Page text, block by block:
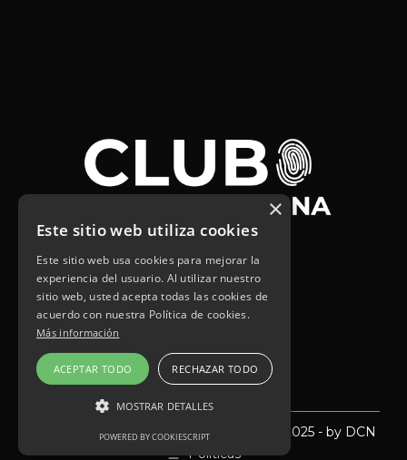
© Interamericana de Fianzas y Seguros 2025 - by DCN
Politicas
×
Este sitio web utiliza cookies
Este sitio web usa cookies para mejorar la
experiencia del usuario. Al utilizar nuestro
sitio web, usted acepta todas las cookies de
acuerdo con nuestra Política de cookies.
Más información
ACEPTAR TODO RECHAZAR TODO
MOSTRAR DETALLES
COOKIES ESTRICTAMENTE NECESARIAS
POWERED BY COOKIESCRIPT